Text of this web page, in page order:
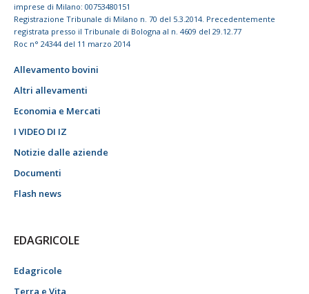
imprese di Milano: 00753480151
Registrazione Tribunale di Milano n. 70 del 5.3.2014. Precedentemente
registrata presso il Tribunale di Bologna al n. 4609 del 29.12.77
Roc n° 24344 del 11 marzo 2014
Allevamento bovini
Altri allevamenti
Economia e Mercati
I VIDEO DI IZ
Notizie dalle aziende
Documenti
Flash news
EDAGRICOLE
Edagricole
Terra e Vita